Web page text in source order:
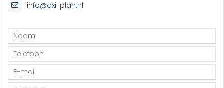
info@axi-plan.nl